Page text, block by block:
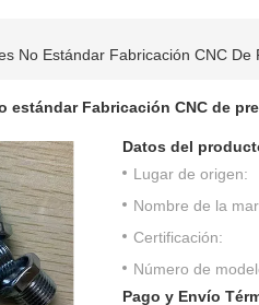
No Estándar Fabricación CNC De
estándar Fabricación CNC de
Datos del
Lugar de origen:
Nombre de la
Certificación:
Número de
Pago y Envío